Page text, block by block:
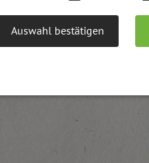
Auswahl bestätigen